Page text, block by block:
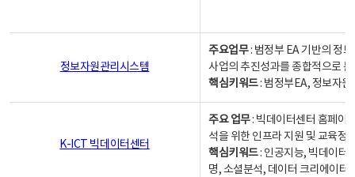
정보자원관리시스템
주요업무: 범정부 EA 기반의 정
사업의 추진성과를 종합적으로
핵심키워드: 범정부EA, 정보자
K-ICT 빅데이터센터
주요 업무: 빅데이터센터 홈페이
석을 위한 인프라 지원 및 교육정
핵심키워드: 인공지능, 빅데이터,
명, 소셜분석, 데이터 크리에이터